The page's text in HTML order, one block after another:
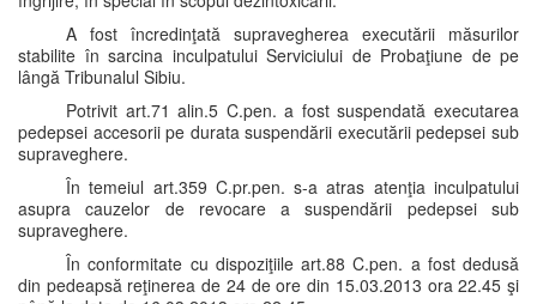
A fost încredinţată supravegherea executării măsurilor
stabilite în sarcina inculpatului Serviciului de Probaţiune de pe
lângă Tribunalul Sibiu.
Potrivit art.71 alin.5 C.pen. a fost suspendată executarea
pedepsei accesorii pe durata suspendării executării pedepsei sub
supraveghere.
În temeiul art.359 C.pr.pen. s-a atras atenţia inculpatului
asupra cauzelor de revocare a suspendării pedepsei sub
supraveghere.
În conformitate cu dispoziţiile art.88 C.pen. a fost dedusă
din pedeapsă reţinerea de 24 de ore din 15.03.2013 ora 22.45 şi